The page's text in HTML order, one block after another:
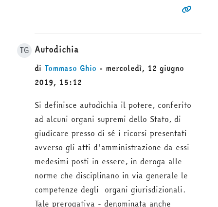
TG Autodichia
di Tommaso Ghio - mercoledì, 12 giugno
2019, 15:12
Si definisce autodichia il potere, conferito
ad alcuni organi supremi dello Stato, di
giudicare presso di sé i ricorsi presentati
avverso gli atti d'amministrazione da essi
medesimi posti in essere, in deroga alle
norme che disciplinano in via generale le
competenze degli organi giurisdizionali.
Tale prerogativa - denominata anche